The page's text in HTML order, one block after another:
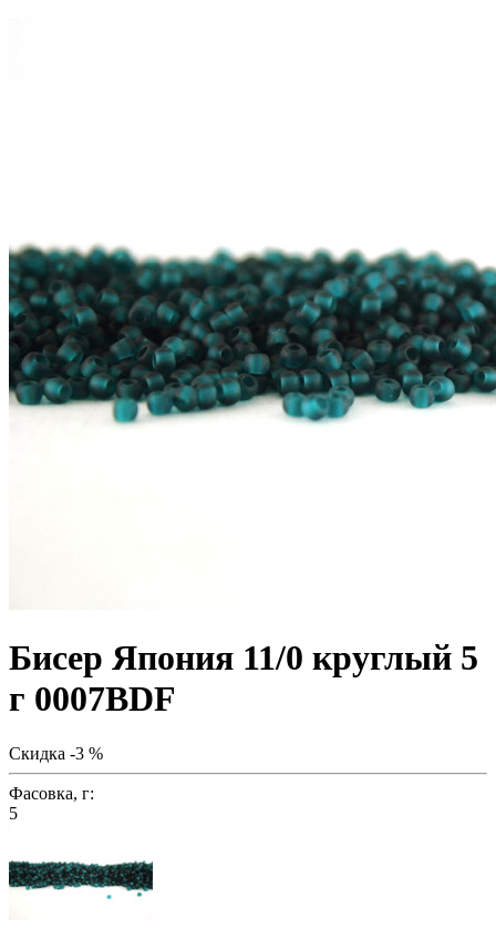
Бисер Япония 11/0 круглый 5
г 0007BDF
Скидка -3 %
Фасовка, г:
5